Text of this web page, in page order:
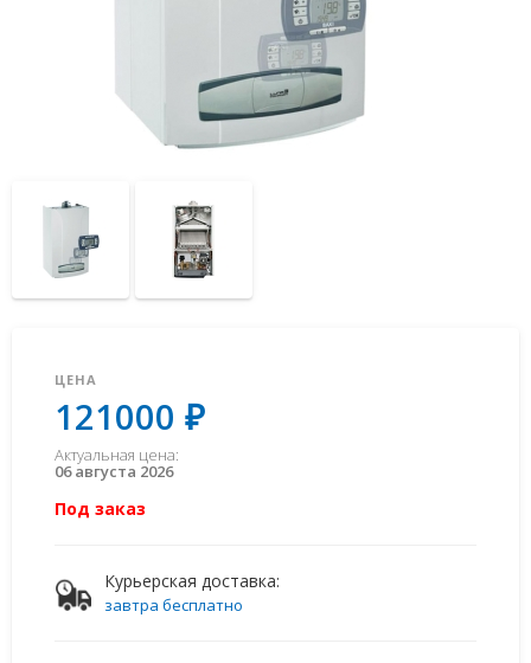
ЦЕНА
121000 ₽
Актуальная цена:
06 августа 2026
Под заказ
Курьерская доставка:
завтра бесплатно